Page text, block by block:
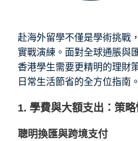
赴海外留學不僅是學術挑戰
實戰演練。面對全球通脹與
香港學生需要更精明的理財
日常生活節省的全方位指南。
1. 學費與大額支出：策
聰明換匯與跨境支付